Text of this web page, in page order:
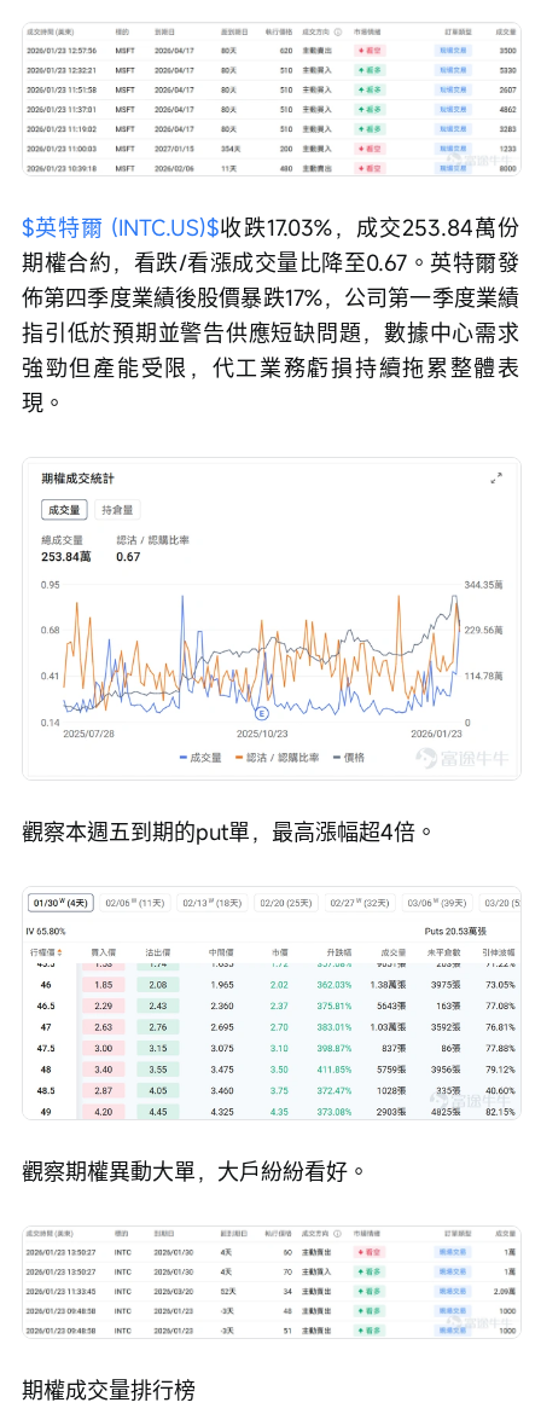
$英特爾 (INTC.US)$收跌17.03%，成交253.84萬份
期權合約，看跌/看漲成交量比降至0.67。英特爾發
佈第四季度業績後股價暴跌17%，公司第一季度業績
指引低於預期並警告供應短缺問題，數據中心需求
強勁但產能受限，代工業務虧損持續拖累整體表
現。
觀察本週五到期的put單，最高漲幅超4倍。
觀察期權異動大單，大戶紛紛看好。
期權成交量排行榜